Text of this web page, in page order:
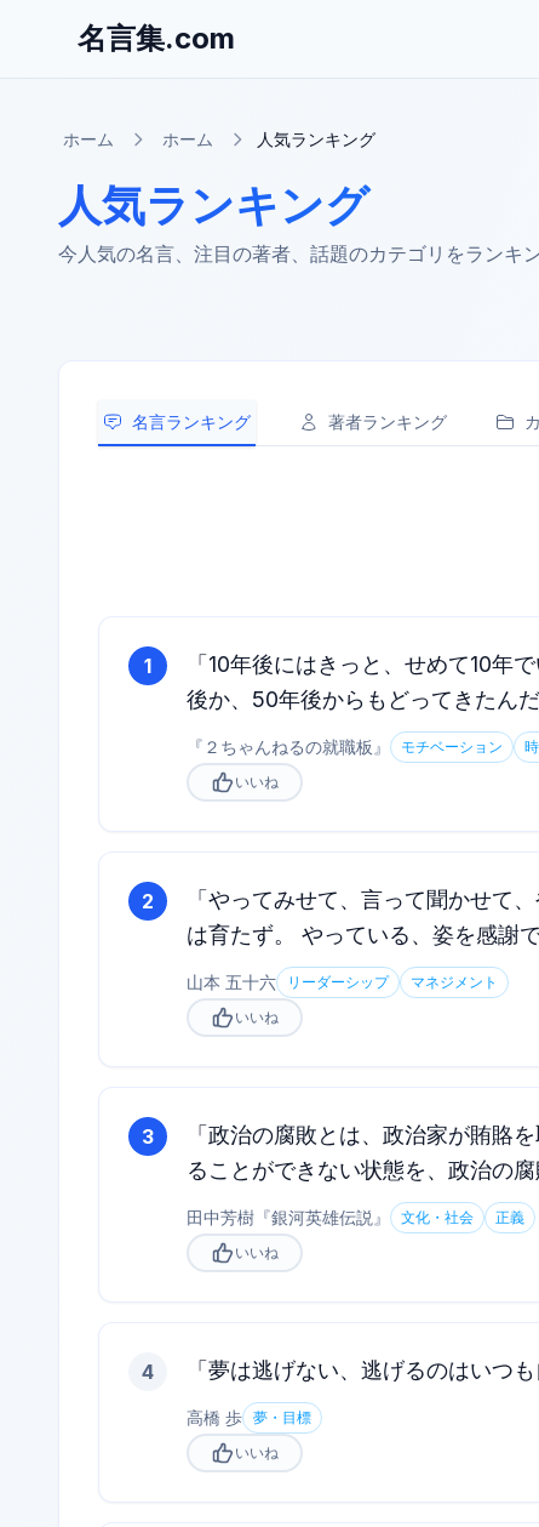
名言集.com
ホーム ホーム 人気ランキング
人気ランキング
今人気の名言、注目の著者、話題のカテゴリをランキ
名言ランキング 著者ランキング
1
「10年後にはきっと、せめて10年
後か、50年後からもどってきたんだ
『 ２ちゃんねるの就職板 』 モチベーション
いいね
2
「やってみせて、言って聞かせて
は育たず。 やっている、姿を感謝
山本 五十六 リーダーシップ
マネジメント
いいね
3
「政治の腐敗とは、政治家が賄賂
ることができない状態を、政治の腐
田中芳樹 『銀河英雄伝説 』 文化・社会
正義
いいね
4 「夢は逃げない、逃げるのはいつも
高橋 歩 夢・目標
いいね